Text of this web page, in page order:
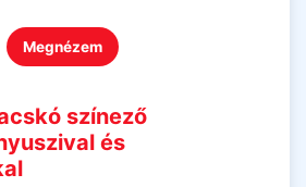
Megnézem
színező
és